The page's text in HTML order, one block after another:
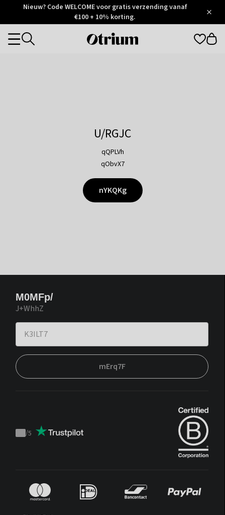
Otrium
Trustpilot
Nieuw? Code WELCOME voor gratis verzending vanaf
€100 + 10% korting.
Otrium
Categories
U/RGJC
qQPLVh
qObvX7
nYKQKg
M0MFp/
J+WhhZ
mErq7F
Trustpilot
/5